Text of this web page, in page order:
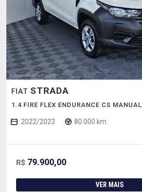
FIAT STRADA
1.4 FIRE FLEX ENDURANCE CS MANUAL
2022/2023 80.000 km
R$ 79.900,00
VER MAIS